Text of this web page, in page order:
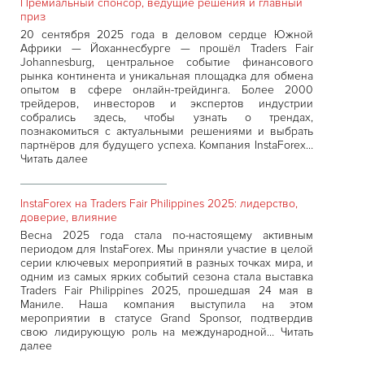
приз
20 сентября 2025 года в деловом сердце Южной
Африки — Йоханнесбурге — прошёл Traders Fair
Johannesburg, центральное событие финансового
рынка континента и уникальная площадка для обмена
опытом в сфере онлайн-трейдинга. Более 2000
трейдеров, инвесторов и экспертов индустрии
собрались здесь, чтобы узнать о трендах,
познакомиться с актуальными решениями и выбрать
партнёров для будущего успеха. Компания InstaForex…
Читать далее
InstaForex на Traders Fair Philippines 2025: лидерство,
доверие, влияние
Весна 2025 года стала по-настоящему активным
периодом для InstaForex. Мы приняли участие в целой
серии ключевых мероприятий в разных точках мира, и
одним из самых ярких событий сезона стала выставка
Traders Fair Philippines 2025, прошедшая 24 мая в
Маниле. Наша компания выступила на этом
мероприятии в статусе Grand Sponsor, подтвердив
свою лидирующую роль на международной… Читать
далее